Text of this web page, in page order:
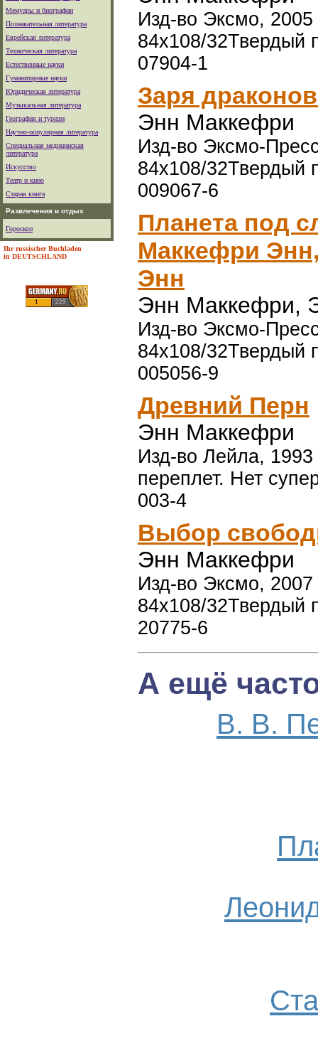
Мемуары и биографии
Познавательная литература
Еврейская литература
Техническая литература
Естественные науки
Гуманитарные науки
Юридическая литература
Музыкальная литература
География и туризм
Научно-популярная литература
Специальная медицинская
литература
Искусство
Театр и кино
Старая книга
Развлечения и отдых
Гороскоп
Ihr russischer Buchladen
in DEUTSCHLAND
Изд-во Эксмо, 2005
84x108/32Твердый
07904-1
Заря
Энн Маккефри
Изд-во Эксмо-
84x108/32Твердый
009067-6
Планета под
Маккефри
Энн
Энн Маккефри,
Изд-во Эксмо-
84x108/32Твердый
005056-9
Древний Перн
Энн Маккефри
Изд-во Лейла,
переплет. Нет
003-4
Выбор
Энн Маккефри
Изд-во Эксмо, 2007
84x108/32Твердый
20775-6
А ещё
В. В.